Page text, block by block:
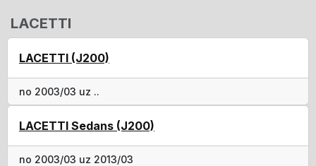
LACETTI
LACETTI (J200)
no 2003/03 uz ..
LACETTI Sedans (J200)
no 2003/03 uz 2013/03